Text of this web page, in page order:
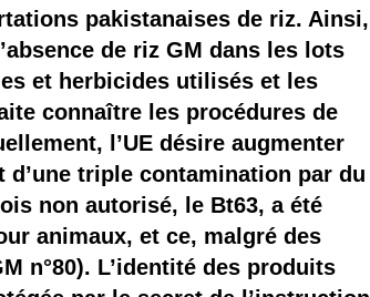
OGM ?
pakistanaises de riz. Ainsi,
de riz GM dans les lots
et herbicides utilisés et les
connaître les procédures de
l’UE désire augmenter
triple contamination par du
non autorisé, le Bt63, a été
animaux, et ce, malgré des
n°80). L’identité des produits